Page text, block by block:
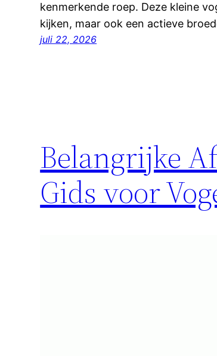
kenmerkende roep. Deze kleine
kijken, maar ook een actieve
juli 22, 2026
Belangrijke
Gids voor